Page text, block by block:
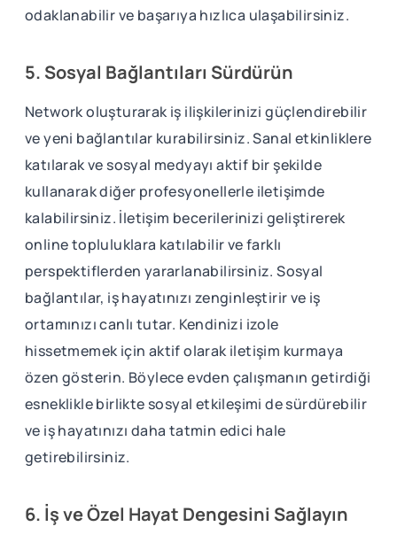
odaklanabilir ve başarıya hızlıca ulaşabilirsiniz.
5. Sosyal Bağlantıları Sürdürün
Network oluşturarak iş ilişkilerinizi güçlendirebilir
ve yeni bağlantılar kurabilirsiniz. Sanal etkinliklere
katılarak ve sosyal medyayı aktif bir şekilde
kullanarak diğer profesyonellerle iletişimde
kalabilirsiniz. İletişim becerilerinizi geliştirerek
online topluluklara katılabilir ve farklı
perspektiflerden yararlanabilirsiniz. Sosyal
bağlantılar, iş hayatınızı zenginleştirir ve iş
ortamınızı canlı tutar. Kendinizi izole
hissetmemek için aktif olarak iletişim kurmaya
özen gösterin. Böylece evden çalışmanın getirdiği
esneklikle birlikte sosyal etkileşimi de sürdürebilir
ve iş hayatınızı daha tatmin edici hale
getirebilirsiniz.
6. İş ve Özel Hayat Dengesini Sağlayın